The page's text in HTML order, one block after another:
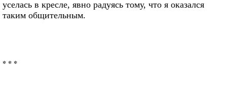
уселась в кресле, явно радуясь тому, что я оказался
таким общительным.
* * *